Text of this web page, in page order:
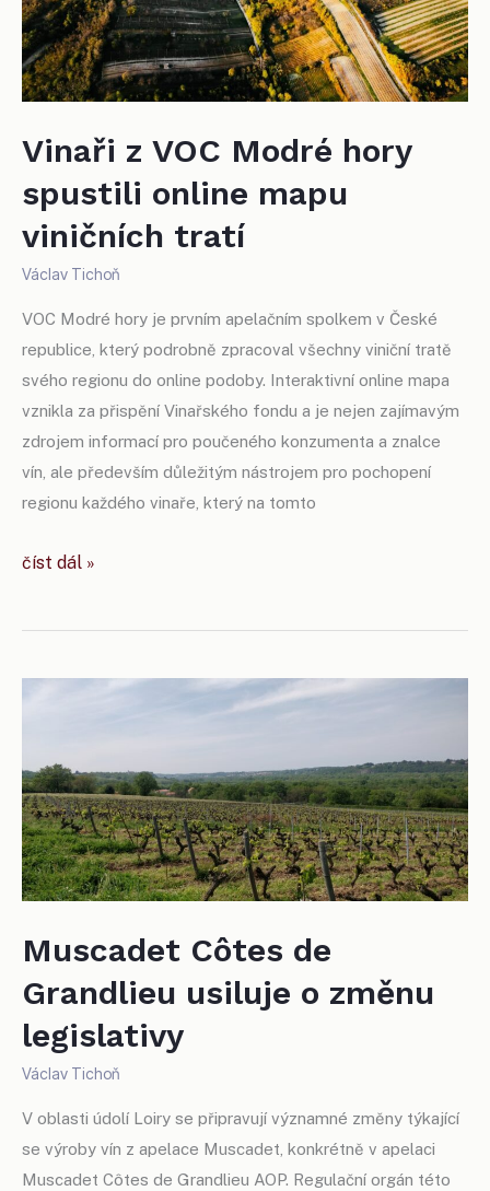
Vinaři z VOC Modré hory
spustili online mapu
viničních tratí
Václav Tichoň
VOC Modré hory je prvním apelačním spolkem v České
republice, který podrobně zpracoval všechny viniční tratě
svého regionu do online podoby. Interaktivní online mapa
vznikla za přispění Vinařského fondu a je nejen zajímavým
zdrojem informací pro poučeného konzumenta a znalce
vín, ale především důležitým nástrojem pro pochopení
regionu každého vinaře, který na tomto
vinaři
spustili
viničních
tratí
číst dál »
Muscadet Côtes de
Grandlieu usiluje o změnu
legislativy
Václav Tichoň
V oblasti údolí Loiry se připravují významné změny týkající
se výroby vín z apelace Muscadet, konkrétně v apelaci
Muscadet Côtes de Grandlieu AOP. Regulační orgán této